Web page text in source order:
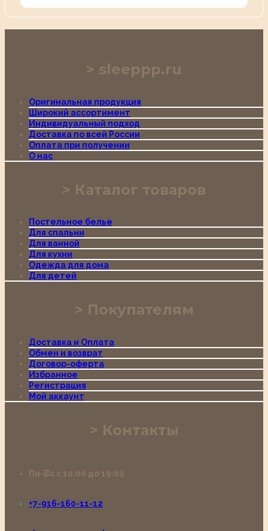
sleeppp.ru
Оригинальная продукция
Широкий ассортимент
Индивидуальный подход
Доставка по всей России
Оплата при получении
О нас
Каталог товаров
Постельное белье
Для спальни
Для ванной
Для кухни
Одежда для дома
Для детей
Покупателям
Доставка и Оплата
Обмен и возврат
Договор-оферта
Избранное
Регистрация
Мой аккаунт
Контакты
Пн-Вс с 10:00 до 19:00
+7-916-160-11-12